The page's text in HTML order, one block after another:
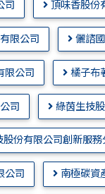
司 頂味香股份
限公司 儷諮國
限公司 橘子布
司 綠茵生技
份有限公司創新服務
公司 南極碳資